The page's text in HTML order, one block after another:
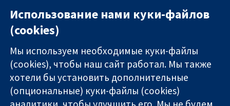
Использование нами куки-файлов
(cookies)
Мы используем необходимые куки-файлы
(cookies), чтобы наш сайт работал. Мы также
хотели бы установить дополнительные
(опциональные) куки-файлы (cookies)